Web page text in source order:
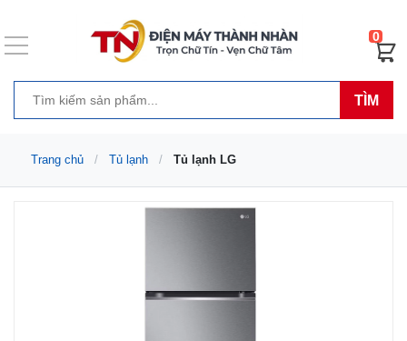
TÌM
0
Trang chủ Tủ lạnh Tủ lạnh LG